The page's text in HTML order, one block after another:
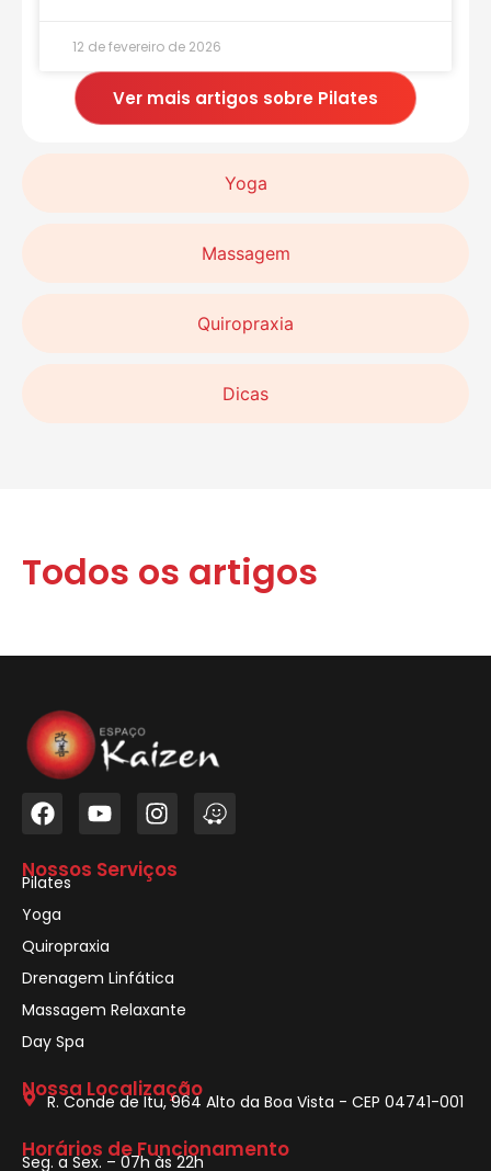
Yoga
Massagem
Quiropraxia
Dicas
12 de fevereiro de 2026
Ver mais artigos sobre Pilates
Todos os artigos
Nossos Serviços
Pilates
Yoga
Quiropraxia
Drenagem Linfática
Massagem Relaxante
Day Spa
Nossa Localização
R. Conde de Itu, 964 Alto da Boa Vista - CEP 04741-001
Horários de Funcionamento
Seg. a Sex. – 07h às 22h